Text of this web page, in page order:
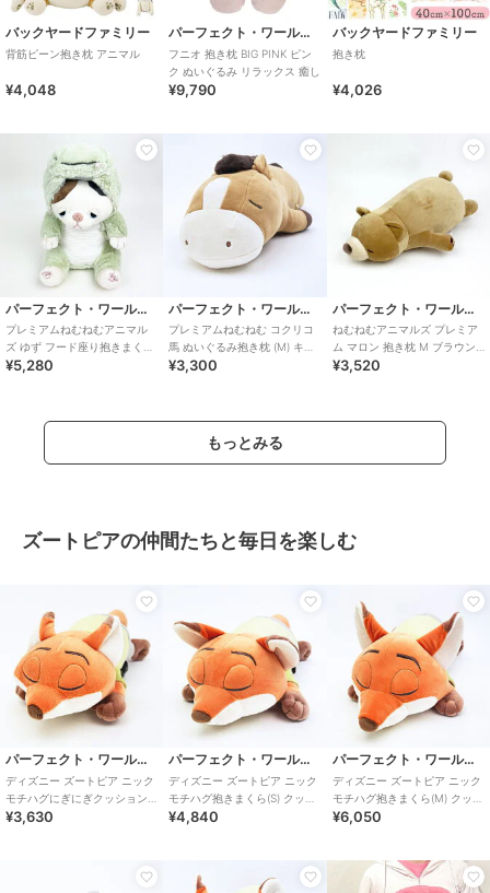
バックヤードファミリー
背筋ピーン抱き枕 アニマル
¥4,048
パーフェクト・ワールド・トーキョー
フニオ 抱き枕 BIG PINK ピン
ク ぬいぐるみ リラックス 癒し
¥9,790
バックヤードファミリー
抱き枕
¥4,026
パーフェクト・ワールド・トーキョー
プレミアムねむねむアニマル
ズ ゆず フード座り抱きまくら
(M) 抱き枕 寝具 ぬいぐるみ
¥5,280
パーフェクト・ワールド・トーキョー
プレミアムねむねむ コクリコ
馬 ぬいぐるみ抱き枕 (M) キャ
メル りぶはあと 2026 干支
¥3,300
パーフェクト・ワールド・トーキョー
ねむねむアニマルズ プレミア
ム マロン 抱き枕 M ブラウン
ギフト
¥3,520
もっとみる
ズートピアの仲間たちと毎日を楽しむ
パーフェクト・ワールド・トーキョー
ディズニー ズートピア ニック
モチハグにぎにぎクッション
ぬいぐるみ 寝具 Disney
¥3,630
パーフェクト・ワールド・トーキョー
ディズニー ズートピア ニック
モチハグ抱きまくら(S) クッシ
ョン ぬいぐるみ 寝具 Disne
¥4,840
パーフェクト・ワールド・トーキョー
ディズニー ズートピア ニック
モチハグ抱きまくら(M) クッシ
ョン ぬいぐるみ 寝具 Disne
¥6,050